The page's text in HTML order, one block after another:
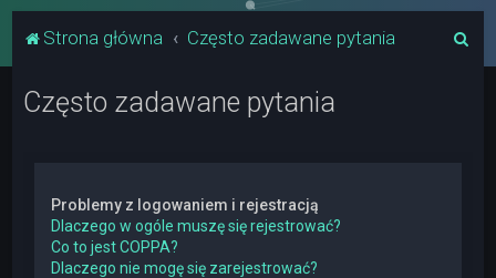
Strona główna Często zadawane pytania
Często zadawane pytania
Problemy z logowaniem i rejestracją
Dlaczego w ogóle muszę się rejestrować?
Co to jest COPPA?
Dlaczego nie mogę się zarejestrować?